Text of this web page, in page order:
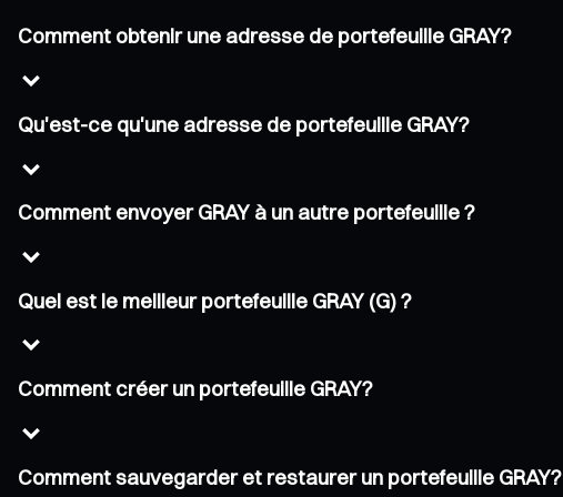
Comment obtenir une adresse de portefeuille GRAY?
Qu'est-ce qu'une adresse de portefeuille GRAY?
Comment envoyer GRAY à un autre portefeuille ?
Quel est le meilleur portefeuille GRAY (G) ?
Comment créer un portefeuille GRAY?
Comment sauvegarder et restaurer un portefeuille GRAY?